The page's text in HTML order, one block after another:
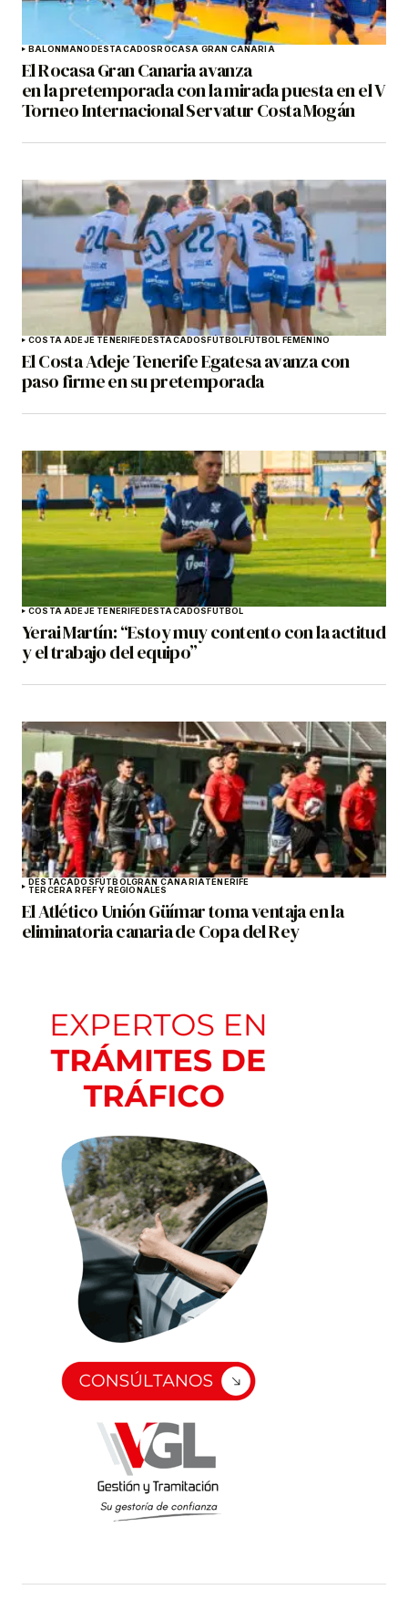
BALONMANODESTACADOSROCASA GRAN CANARIA
El Rocasa Gran Canaria avanza
en la pretemporada con la mirada puesta en el V
Torneo Internacional Servatur Costa Mogán
COSTA ADEJE TENERIFEDESTACADOSFÚTBOLFÚTBOL FEMENINO
El Costa Adeje Tenerife Egatesa avanza con
paso firme en su pretemporada
COSTA ADEJE TENERIFEDESTACADOSFÚTBOL
Yerai Martín: “Estoy muy contento con la actitud
y el trabajo del equipo”
DESTACADOSFÚTBOLGRAN CANARIATENERIFE
TERCERA RFEF Y REGIONALES
El Atlético Unión Güímar toma ventaja en la
eliminatoria canaria de Copa del Rey